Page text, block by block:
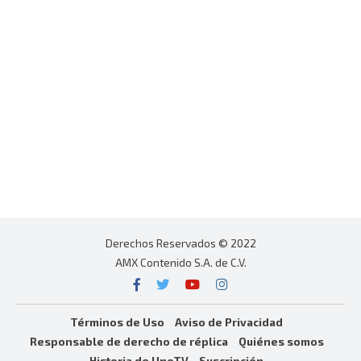
Derechos Reservados © 2022
AMX Contenido S.A. de C.V.
Términos de Uso
Aviso de Privacidad
Responsable de derecho de réplica
Quiénes somos